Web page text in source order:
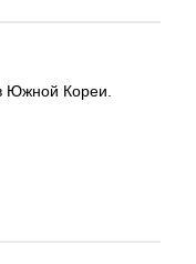
Южной Кореи.